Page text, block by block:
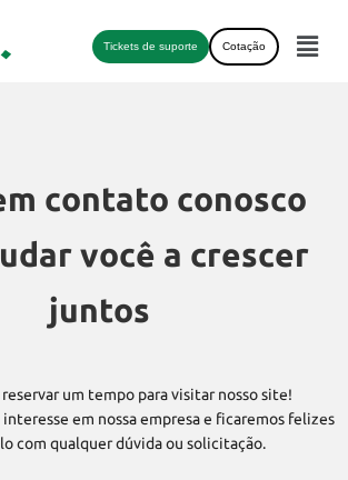
Tickets de suporte Cotação
contato conosco
você a crescer
juntos
um tempo para visitar nosso site!
em nossa empresa e ficaremos felizes
com qualquer dúvida ou solicitação.